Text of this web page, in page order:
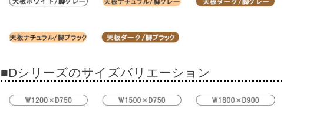
■Dシリーズのサイズバリエーション